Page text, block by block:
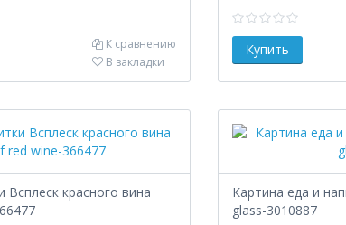
К сравнению
В закладки
Всплеск красного вина
Картина еда и
glass-3010887